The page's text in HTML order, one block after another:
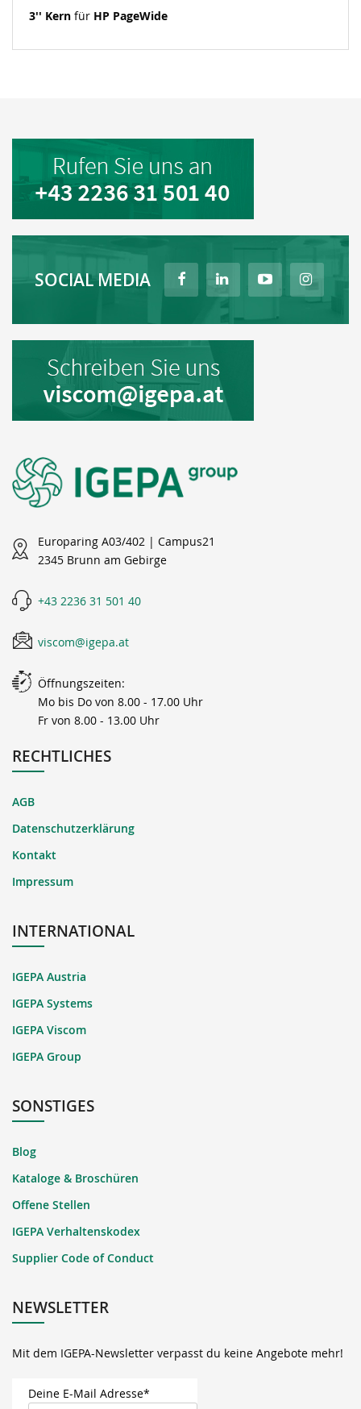
3'' Kern für HP PageWide
SOCIAL MEDIA
Europaring A03/402 | Campus21
2345 Brunn am Gebirge
+43 2236 31 501 40
viscom@igepa.at
Öffnungszeiten:
Mo bis Do von 8.00 - 17.00 Uhr
Fr von 8.00 - 13.00 Uhr
RECHTLICHES
AGB
Datenschutzerklärung
Kontakt
Impressum
INTERNATIONAL
IGEPA Austria
IGEPA Systems
IGEPA Viscom
IGEPA Group
SONSTIGES
Blog
Kataloge & Broschüren
Offene Stellen
IGEPA Verhaltenskodex
Supplier Code of Conduct
NEWSLETTER
Mit dem IGEPA-Newsletter verpasst du keine Angebote mehr!
Deine E-Mail Adresse*